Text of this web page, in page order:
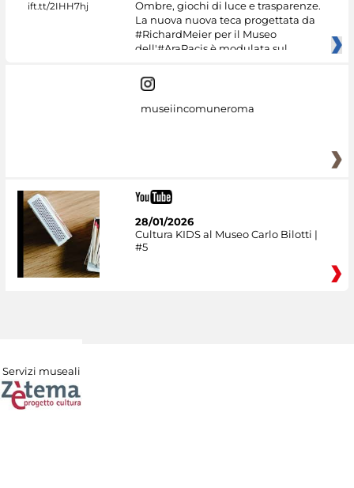
Ombre, giochi di luce e trasparenze.
La nuova nuova teca progettata da
#RichardMeier per il Museo
dell'#AraPacis è modulata sul
museiincomuneroma
28/01/2026
Cultura KIDS al Museo Carlo Bilotti |
#5
Servizi museali